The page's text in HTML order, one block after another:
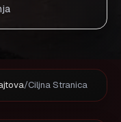
/Ciljna Stranica